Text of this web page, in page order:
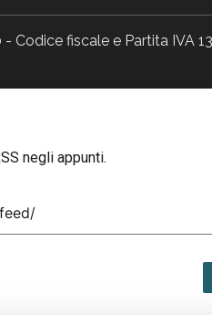
Codice fiscale e Partita IVA
negli appunti.